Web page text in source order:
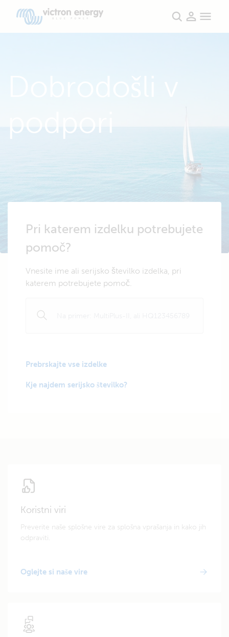
podpori
Pri katerem izdelku potrebujete
pomoč?
Vnesite ime ali serijsko številko izdelka, pri
katerem potrebujete pomoč.
Prebrskajte vse izdelke
Kje najdem serijsko številko?
Koristni viri
Preverite naše splošne vire za splošna vprašanja in kako jih
odpraviti.
Oglejte si naše vire